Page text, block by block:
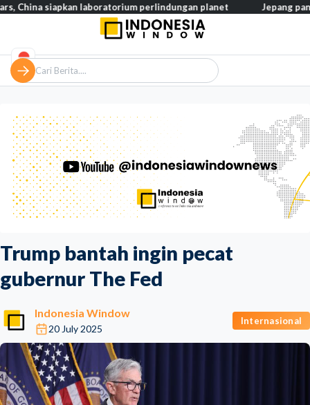
Trump bantah ingin pecat
gubernur The Fed
Indonesia Window
20 July 2025
Internasional
siapkan laboratorium perlindungan planet Jepang pangkas